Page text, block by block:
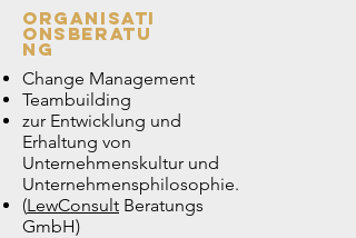
Organisati
onsberatu
ng
Change Management
Teambuilding
zur Entwicklung und
Erhaltung von
Unternehmenskultur und
Unternehmensphilosophie.
(LewConsult Beratungs
GmbH)